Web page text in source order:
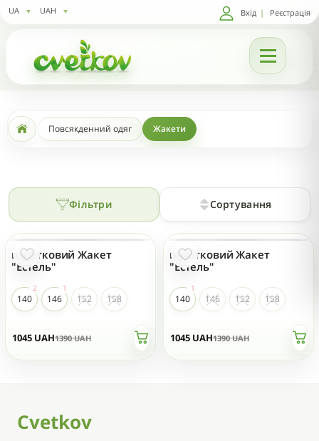
UA UAH Вхід | Реєстрація
Повсякденний одяг Жакети
Фільтри Сортування
1045 UAH1390UAH
підлітковий Жакет
"Естель"
140 146 152 158
1045 UAH1390UAH
підлітковий Жакет
"Естель"
140 146 152 158
Cvetkov